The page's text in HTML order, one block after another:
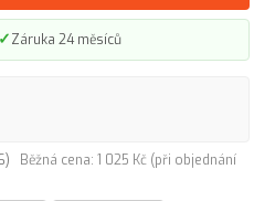
✓Záruka 24 měsíců
Běžná cena: 1 025 Kč (při objednání